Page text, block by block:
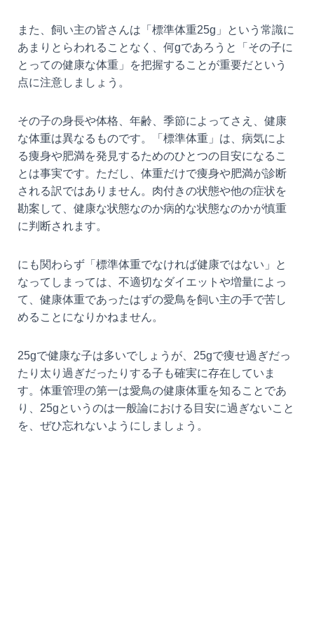
また、飼い主の皆さんは「標準体重25g」という常識に
あまりとらわれることなく、何gであろうと「その子に
とっての健康な体重」を把握することが重要だという
点に注意しましょう。
その子の身長や体格、年齢、季節によってさえ、健康
な体重は異なるものです。「標準体重」は、病気によ
る痩身や肥満を発見するためのひとつの目安になるこ
とは事実です。ただし、体重だけで痩身や肥満が診断
される訳ではありません。肉付きの状態や他の症状を
勘案して、健康な状態なのか病的な状態なのかが慎重
に判断されます。
にも関わらず「標準体重でなければ健康ではない」と
なってしまっては、不適切なダイエットや増量によっ
て、健康体重であったはずの愛鳥を飼い主の手で苦し
めることになりかねません。
25gで健康な子は多いでしょうが、25gで痩せ過ぎだっ
たり太り過ぎだったりする子も確実に存在していま
す。体重管理の第一は愛鳥の健康体重を知ることであ
り、25gというのは一般論における目安に過ぎないこと
を、ぜひ忘れないようにしましょう。